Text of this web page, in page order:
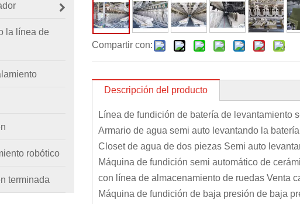
la línea de
robótico
terminada
Compartir con:
Descripción del producto
Línea de fundición de batería de levantamiento
Armario de agua semi auto levantando la
Closet de agua de dos piezas Semi auto
Máquina de fundición semi automático de
con línea de almacenamiento de ruedas Venta
Máquina de fundición de baja presión de baja